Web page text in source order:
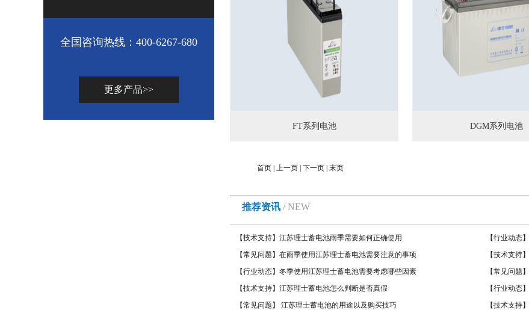
全国咨询热线：400-6267-680
更多产品>>
FT系列电池 DGM系列电池
首页 | 上一页 | 下一页| 末页
推荐资讯 / NEW
【技术支持】 江苏理士蓄电池雨季需要如何正确使用 【行业动态】
【常见问题】 在雨季使用江苏理士蓄电池需要注意的事项 【技术支持】
【行业动态】 冬季使用江苏理士蓄电池需要考虑哪些因素 【常见问题】
【技术支持】 江苏理士蓄电池怎么判断是否真假 【行业动态】
【常见问题】
江苏理士蓄电池的用途以及购买技巧 【技术支持】